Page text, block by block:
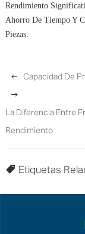
Rendimiento
Ahorro De Tiempo Y
Piezas.
Capacidad De
La Diferencia Entre
Rendimiento
Etiquetas